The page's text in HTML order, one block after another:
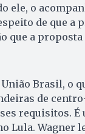
ele, o
de que a
que a
Brasil, o
de
requisitos.
Lula. Wagner